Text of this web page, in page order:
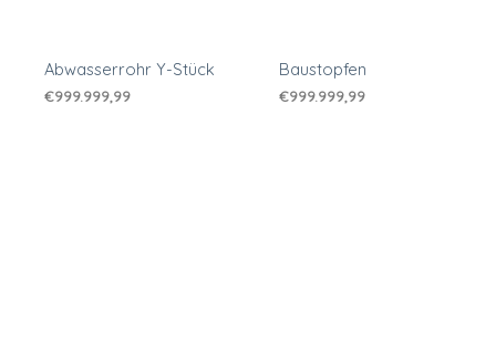
Abwasserrohr Y-Stück
€999.999,99
Baustopfen
€999.999,99